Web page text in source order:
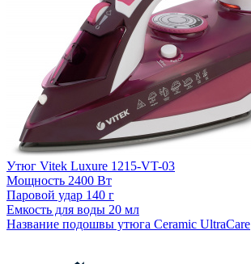
Утюг Vitek Luxure 1215-VT-03
Мощность 2400 Вт
Паровой удар 140 г
Емкость для воды 20 мл
Название подошвы утюга Ceramic UltraCare